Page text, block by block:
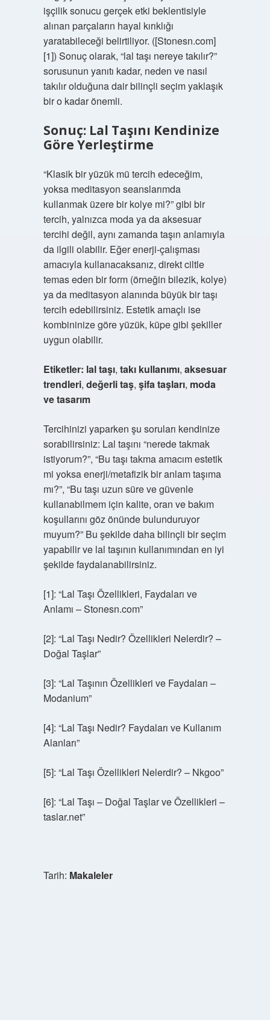
işçilik sonucu gerçek etki beklentisiyle
alınan parçaların hayal kırıklığı
yaratabileceği belirtiliyor. ([Stonesn.com]
[1]) Sonuç olarak, “lal taşı nereye takılır?”
sorusunun yanıtı kadar, neden ve nasıl
takılır olduğuna dair bilinçli seçim yaklaşık
bir o kadar önemli.
Sonuç: Lal Taşını Kendinize
Göre Yerleştirme
“Klasik bir yüzük mü tercih edeceğim,
yoksa meditasyon seanslarımda
kullanmak üzere bir kolye mi?” gibi bir
tercih, yalnızca moda ya da aksesuar
tercihi değil, aynı zamanda taşın anlamıyla
da ilgili olabilir. Eğer enerji‑çalışması
amacıyla kullanacaksanız, direkt ciltle
temas eden bir form (örneğin bilezik, kolye)
ya da meditasyon alanında büyük bir taşı
tercih edebilirsiniz. Estetik amaçlı ise
kombininize göre yüzük, küpe gibi şekiller
uygun olabilir.
Etiketler: lal taşı, takı kullanımı, aksesuar
trendleri, değerli taş, şifa taşları, moda
ve tasarım
Tercihinizi yaparken şu soruları kendinize
sorabilirsiniz: Lal taşını “nerede takmak
istiyorum?”, “Bu taşı takma amacım estetik
mi yoksa enerji/metafizik bir anlam taşıma
mı?”, “Bu taşı uzun süre ve güvenle
kullanabilmem için kalite, oran ve bakım
koşullarını göz önünde bulunduruyor
muyum?” Bu şekilde daha bilinçli bir seçim
yapabilir ve lal taşının kullanımından en iyi
şekilde faydalanabilirsiniz.
[1]: “Lal Taşı Özellikleri, Faydaları ve
Anlamı – Stonesn.com”
[2]: “Lal Taşı Nedir? Özellikleri Nelerdir? –
Doğal Taşlar”
[3]: “Lal Taşının Özellikleri ve Faydaları –
Modanium”
[4]: “Lal Taşı Nedir? Faydaları ve Kullanım
Alanları”
[5]: “Lal Taşı Özellikleri Nelerdir? – Nkgoo”
[6]: “Lal Taşı – Doğal Taşlar ve Özellikleri –
taslar.net”
Tarih: Makaleler